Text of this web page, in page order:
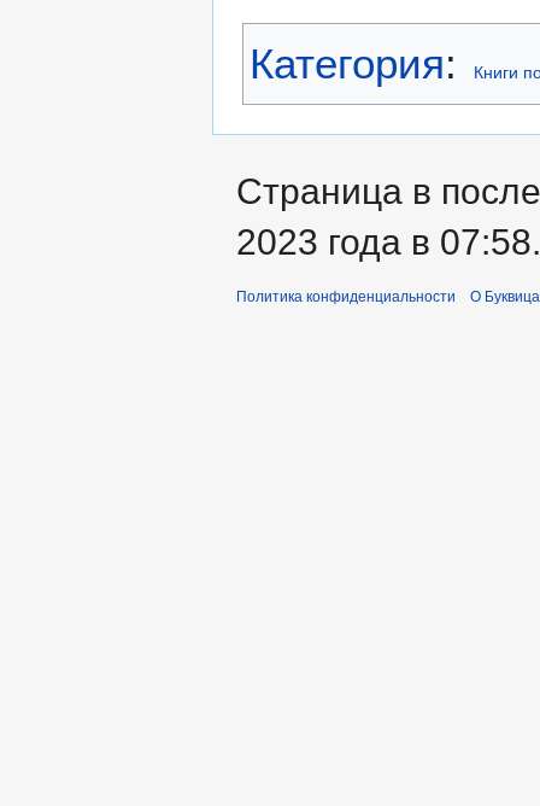
Категория: Книги
Страница в
2023 года в 07:58.
Политика конфиденциальности О Буквица